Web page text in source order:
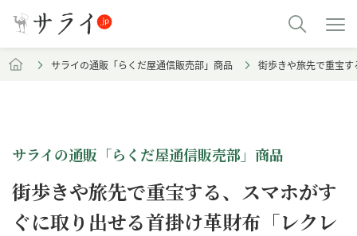
サライの通販「らくだ屋通信販売部」商品 街歩きや旅先で重宝
サライの通販「らくだ屋通信販売部」商品
街歩きや旅先で重宝する、スマホがす
ぐに取り出せる首掛け革財布「レクレ